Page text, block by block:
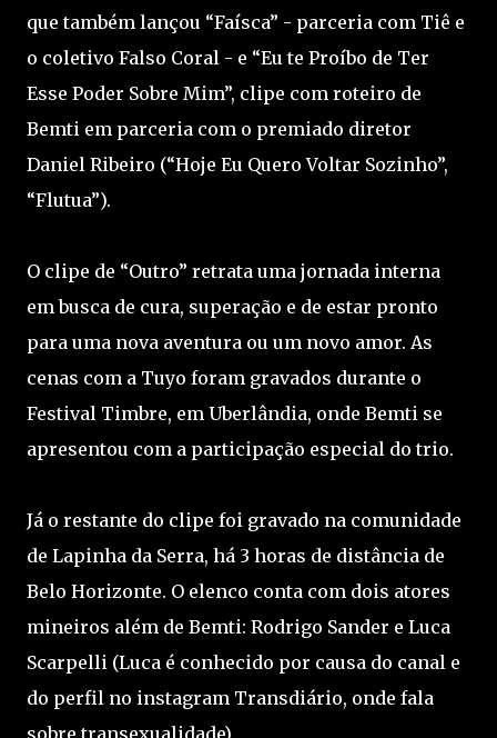
que também lançou “Faísca” - parceria com Tiê e
o coletivo Falso Coral - e “Eu te Proíbo de Ter
Esse Poder Sobre Mim”, clipe com roteiro de
Bemti em parceria com o premiado diretor
Daniel Ribeiro (“Hoje Eu Quero Voltar Sozinho”,
“Flutua”).
O clipe de “Outro” retrata uma jornada interna
em busca de cura, superação e de estar pronto
para uma nova aventura ou um novo amor. As
cenas com a Tuyo foram gravados durante o
Festival Timbre, em Uberlândia, onde Bemti se
apresentou com a participação especial do trio.
Já o restante do clipe foi gravado na comunidade
de Lapinha da Serra, há 3 horas de distância de
Belo Horizonte. O elenco conta com dois atores
mineiros além de Bemti: Rodrigo Sander e Luca
Scarpelli (Luca é conhecido por causa do canal e
do perfil no instagram Transdiário, onde fala
sobre transexualidade).